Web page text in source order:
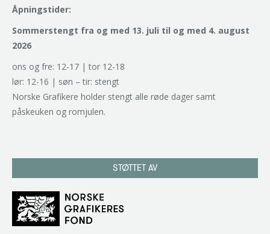
Åpningstider:
Sommerstengt fra og med 13. juli til og med 4. august
2026
ons og fre: 12-17 | tor 12-18
lør: 12-16 | søn – tir: stengt
Norske Grafikere holder stengt alle røde dager samt
påskeuken og romjulen.
STØTTET AV